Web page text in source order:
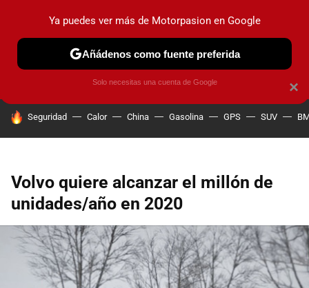
PRUEBAS COCHES ELÉCTRICOS OBSERVATORIO
HOY SE HABLA DE
Seguridad Calor China Gasolina GPS SUV
Volvo quiere alcanzar el millón de
unidades/año en 2020
×
Ya puedes ver más de Motorpasion en Google
Añádenos como fuente preferida
Solo necesitas una cuenta de Google